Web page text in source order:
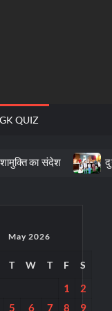
GK QUIZ
दुर्ग साइंस कालेज
May 2026
T W T F S
1
2
5 6 7 8
9